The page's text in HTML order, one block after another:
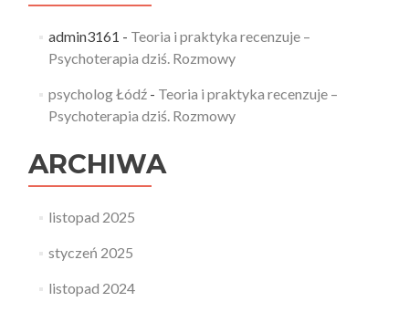
admin3161 - Teoria i praktyka recenzuje –
Psychoterapia dziś. Rozmowy
psycholog Łódź- Teoria i praktyka recenzuje –
Psychoterapia dziś. Rozmowy
ARCHIWA
listopad 2025
styczeń 2025
listopad 2024